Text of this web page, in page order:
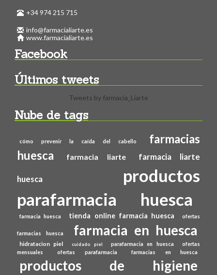
+34 974 215 715
info@farmacialiarte.es
www.farmacialiarte.es
Facebook
Últimos tweets
Tweets by farmacia_Liarte
Nube de tags
cómo prevenir la caída del cabello
farmacias
huesca
farmacia liarte farmacia liarte
huesca
productos
parafarmacia huesca
farmacia huesca tienda online farmacia huesca ofertas
farmacias huesca farmacia en huesca
hidratacion piel cuidado piel parafarmacia en huesca
ofertas
mensuales
ofertas parafarmacia farmacias en huesca
productos de higiene